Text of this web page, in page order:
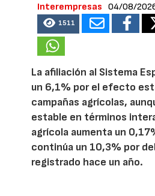
Interempresas
04/08/
1511
La afiliación al Sistema
un 6,1% por el efecto
campañas agrícolas,
estable en términos
agrícola aumenta un
continúa un 10,3% por
registrado hace un año.